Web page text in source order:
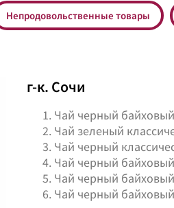
Непродовольственные товары
г-к. Сочи
Чай черный
Чай зеленый
Чай черный
Чай черный байховый
Чай черный
Чай черный